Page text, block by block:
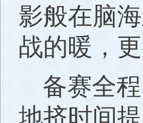
影般在脑
战的暖，
备赛全
地挤时间